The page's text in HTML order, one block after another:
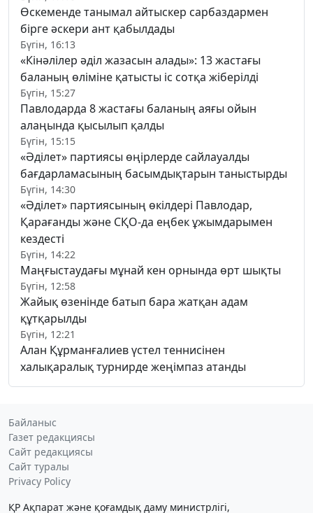
Өскеменде танымал айтыскер сарбаздармен
бірге әскери ант қабылдады
Бүгін, 16:13
«Кінәлілер әділ жазасын алады»: 13 жастағы
баланың өліміне қатысты іс сотқа жіберілді
Бүгін, 15:27
Павлодарда 8 жастағы баланың аяғы ойын
алаңында қысылып қалды
Бүгін, 15:15
«Әділет» партиясы өңірлерде сайлауалды
бағдарламасының басымдықтарын таныстырды
Бүгін, 14:30
«Әділет» партиясының өкілдері Павлодар,
Қарағанды және СҚО-да еңбек ұжымдарымен
кездесті
Бүгін, 14:22
Маңғыстаудағы мұнай кен орнында өрт шықты
Бүгін, 12:58
Жайық өзенінде батып бара жатқан адам
құтқарылды
Бүгін, 12:21
Алан Құрманғалиев үстел теннисінен
халықаралық турнирде жеңімпаз атанды
Байланыс
Газет редакциясы
Сайт редакциясы
Сайт туралы
Privacy Policy
ҚР Ақпарат және қоғамдық даму министрлігі,